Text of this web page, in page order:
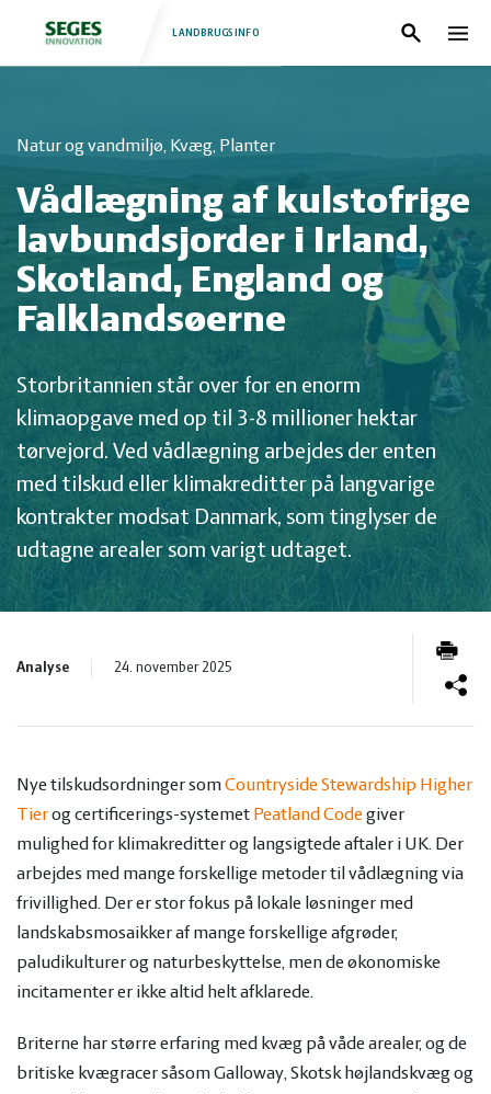
Fjerkræ
Grise
Jura
Kvæg
Natur
og
Øvrige
Heste
Jura
Natur
og
vandmiljø
Planter
Økologi
LANDBRUGSINFO Søg
Natur og vandmiljø, Kvæg, Planter
Vådlægning af kulstofrige
lavbundsjorder i Irland,
Skotland, England og
Falklandsøerne
Storbritannien står over for en enorm
klimaopgave med op til 3-8 millioner hektar
tørvejord. Ved vådlægning arbejdes der enten
med tilskud eller klimakreditter på langvarige
kontrakter modsat Danmark, som tinglyser de
udtagne arealer som varigt udtaget.
Analyse 24. november 2025
Nye tilskudsordninger somCountryside Stewardship Higher
Tierog certificerings-systemet Peatland Codegiver
mulighed for klimakreditter og langsigtede aftaler i UK. Der
arbejdes med mange forskellige metoder til vådlægning via
frivillighed. Der er stor fokus på lokale løsninger med
landskabsmosaikker af mange forskellige afgrøder,
paludikulturer og naturbeskyttelse, men de økonomiske
incitamenter er ikke altid helt afklarede.
Briterne har større erfaring med kvæg på våde arealer, og de
britiske kvægracer såsom Galloway, Skotsk højlandskvæg og